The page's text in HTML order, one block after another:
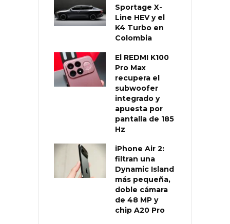
Sportage X-
Line HEV y el
K4 Turbo en
Colombia
El REDMI K100
Pro Max
recupera el
subwoofer
integrado y
apuesta por
pantalla de 185
Hz
iPhone Air 2:
filtran una
Dynamic Island
más pequeña,
doble cámara
de 48 MP y
chip A20 Pro